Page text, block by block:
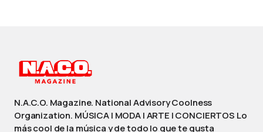
N.A.C.O. Magazine. National Advisory Coolness
Organization. MÚSICA | MODA | ARTE | CONCIERTOS Lo
más cool de la música y de todo lo que te gusta